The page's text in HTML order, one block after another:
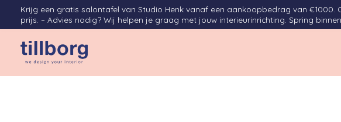
Krijg een gratis salontafel van Studio Henk vanaf een aankoopbedrag van
prijs. – Advies nodig? Wij helpen je graag met jouw interieurinrichting. Spring